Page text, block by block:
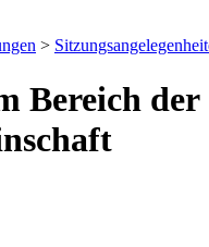
>
Bereich der